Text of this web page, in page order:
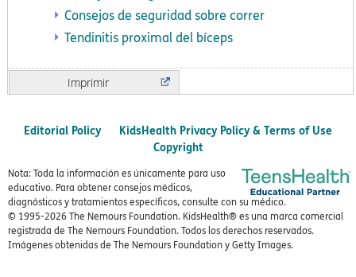
Consejos de seguridad sobre correr
Tendinitis proximal del bíceps
Imprimir
Editorial Policy
KidsHealth Privacy Policy & Terms of Use
Copyright
Nota: Toda la información es únicamente para uso
educativo. Para obtener consejos médicos,
diagnósticos y tratamientos específicos, consulte con su médico.
© 1995-2026 The Nemours Foundation. KidsHealth® es una marca comercial
registrada de The Nemours Foundation. Todos los derechos reservados.
Imágenes obtenidas de The Nemours Foundation y Getty Images.